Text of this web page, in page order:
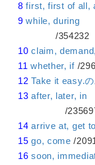
8 first, first of all,
9 while, during
/354232
10 claim,
11 whether, if/
12 Take it easy.
13 after, later, in
/
14 arrive at, get
15 go, come /
16 soon,